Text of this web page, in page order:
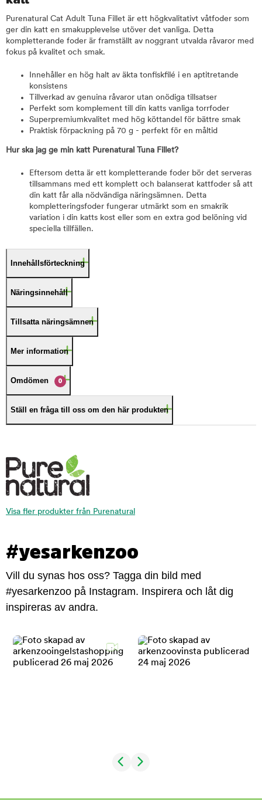
Purenatural Cat Adult Tuna Fillet är ett högkvalitativt våtfoder som
ger din katt en smakupplevelse utöver det vanliga. Detta
kompletterande foder är framställt av noggrant utvalda råvaror med
fokus på kvalitet och smak.
Innehåller en hög halt av äkta tonfiskfilé i en aptitretande
konsistens
Tillverkad av genuina råvaror utan onödiga tillsatser
Perfekt som komplement till din katts vanliga torrfoder
Superpremiumkvalitet med hög köttandel för bättre smak
Praktisk förpackning på 70 g - perfekt för en måltid
Hur ska jag ge min katt Purenatural Tuna Fillet?
Eftersom detta är ett kompletterande foder bör det serveras
tillsammans med ett komplett och balanserat kattfoder så att
din katt får alla nödvändiga näringsämnen. Detta
kompletteringsfoder fungerar utmärkt som en smakrik
variation i din katts kost eller som en extra god belöning vid
speciella tillfällen.
Innehållsförteckning
Näringsinnehåll
Tillsatta näringsämnen
Mer information
Omdömen 0
Ställ en fråga till oss om den här produkten
Visa fler produkter från Purenatural
#yesarkenzoo
Vill du synas hos oss? Tagga din bild med
#yesarkenzoo på Instagram. Inspirera och låt dig
inspireras av andra.